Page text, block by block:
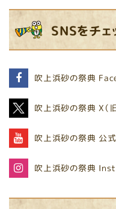
SNSをチェ
吹上浜砂の祭典
吹上浜砂の祭典 X（
吹上浜砂の祭典 公
吹上浜砂の祭典